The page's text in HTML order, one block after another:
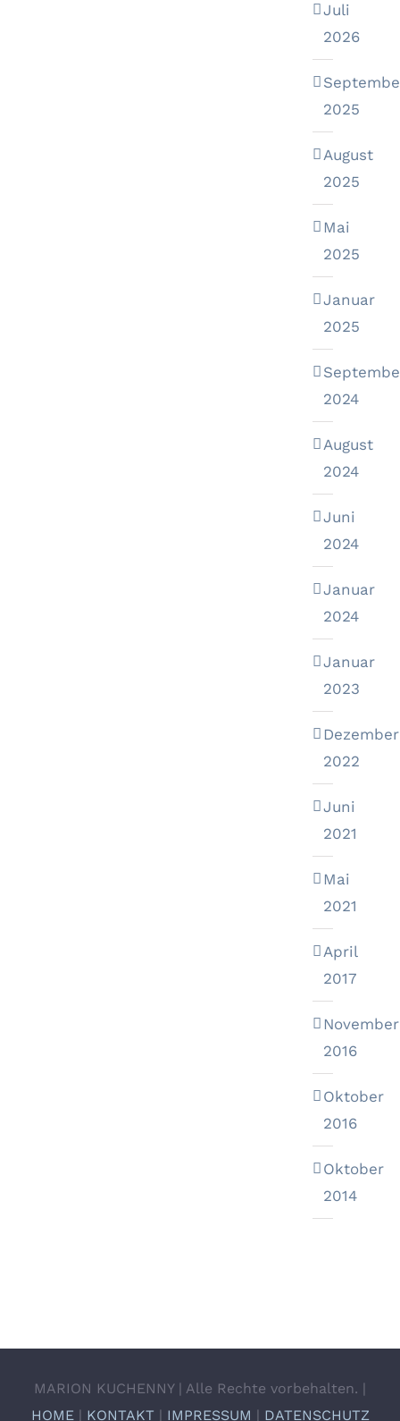
Juli
2026
2025
August
2025
Mai
2025
Januar
2025
2024
August
2024
Juni
2024
Januar
2024
Januar
2023
Dezember
2022
Juni
2021
Mai
2021
April
2017
November
2016
Oktober
2016
Oktober
2014
MARION KUCHENNY | Alle Rechte vorbehalten. |
HOME| KONTAKT IMPRESSUM DATENSCHUTZ